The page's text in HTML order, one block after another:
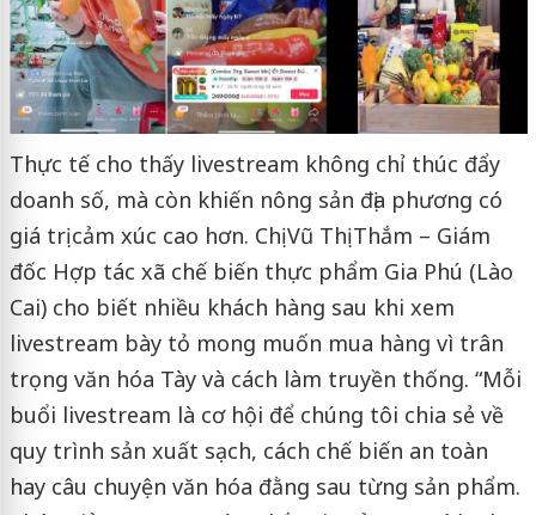
Thực tế cho thấy livestream không chỉ thúc đẩy
doanh số, mà còn khiến nông sản địa phương có
giá trị cảm xúc cao hơn. Chị Vũ Thị Thắm – Giám
đốc Hợp tác xã chế biến thực phẩm Gia Phú (Lào
Cai) cho biết nhiều khách hàng sau khi xem
livestream bày tỏ mong muốn mua hàng vì trân
trọng văn hóa Tày và cách làm truyền thống. “Mỗi
buổi livestream là cơ hội để chúng tôi chia sẻ về
quy trình sản xuất sạch, cách chế biến an toàn
hay câu chuyện văn hóa đằng sau từng sản phẩm.